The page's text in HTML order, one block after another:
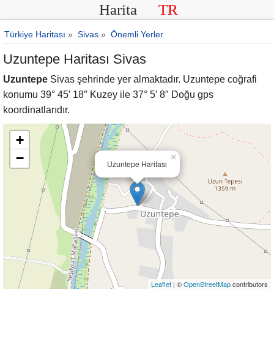
Harita TR
Türkiye Haritası » Sivas » Önemli Yerler
Uzuntepe Haritası Sivas
Uzuntepe Sivas şehrinde yer almaktadır. Uzuntepe coğrafi
konumu 39° 45′ 18″ Kuzey ile 37° 5′ 8″ Doğu gps
koordinatlarıdır.
Uzuntepe Haritası
×
+
−
Leaflet | ©OpenStreetMapcontributors